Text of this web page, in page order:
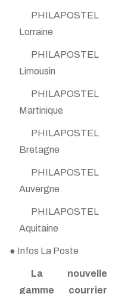
PHILAPOSTEL
Lorraine
PHILAPOSTEL
Limousin
PHILAPOSTEL
Martinique
PHILAPOSTEL
Bretagne
PHILAPOSTEL
Auvergne
PHILAPOSTEL
Aquitaine
● Infos La Poste
La nouvelle
gamme courrier